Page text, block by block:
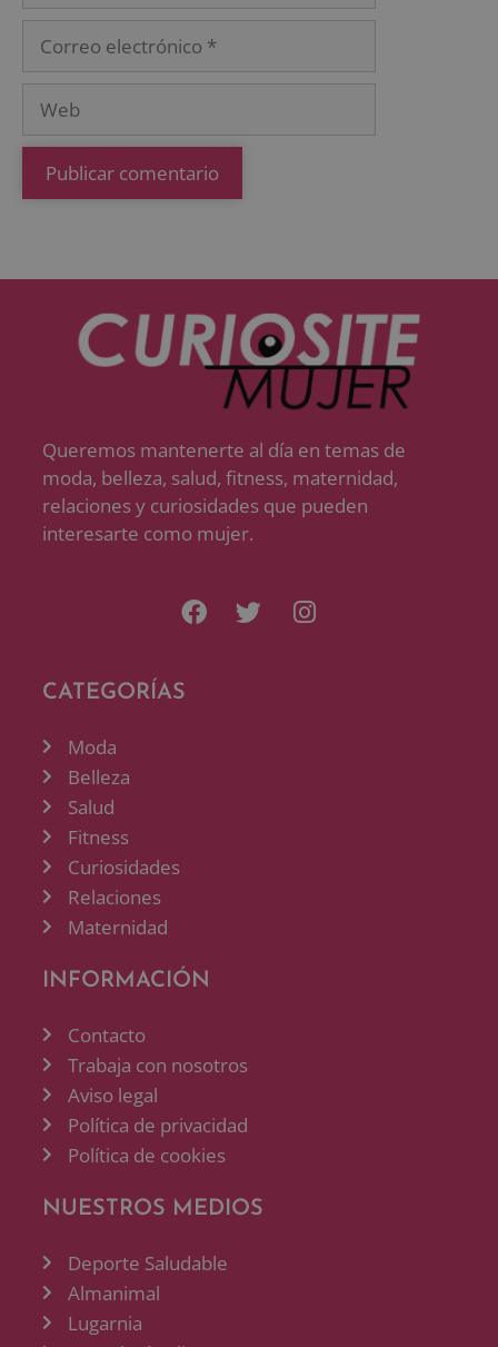
Queremos mantenerte al día en temas de
moda, belleza, salud, fitness, maternidad,
relaciones y curiosidades que pueden
interesarte como mujer.
CATEGORÍAS
Moda
Belleza
Salud
Fitness
Curiosidades
Relaciones
Maternidad
INFORMACIÓN
Contacto
Trabaja con nosotros
Aviso legal
Política de privacidad
Política de cookies
NUESTROS MEDIOS
Deporte Saludable
Almanimal
Lugarnia